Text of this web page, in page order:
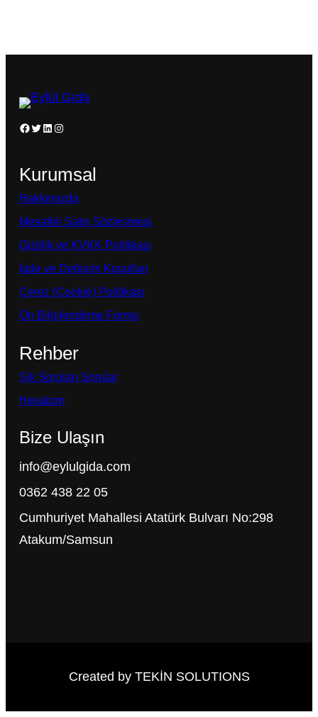
Facebook Twitter LinkedIn Instagram
Kurumsal
Hakkımızda
Mesafeli Satış Sözleşmesi
Gizlilik ve KVKK Politikası
İade ve Değişim Koşulları
Çerez (Cookie) Politikası
Ön Bilgilendirme Formu
Rehber
Sık Sorulan Sorular
Hesabım
Bize Ulaşın
info@eylulgida.com
0362 438 22 05
Cumhuriyet Mahallesi Atatürk Bulvarı No:298
Atakum/Samsun
Created by TEKİN SOLUTIONS